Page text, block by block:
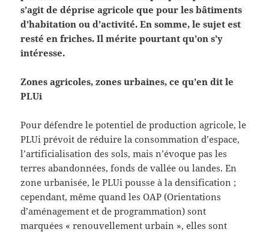
s’agit de déprise agricole que pour les bâtiments
d’habitation ou d’activité. En somme, le sujet est
resté en friches. Il mérite pourtant qu’on s’y
intéresse.
Zones agricoles, zones urbaines, ce qu’en dit le
PLUi
Pour défendre le potentiel de production agricole, le
PLUi prévoit de réduire la consommation d’espace,
l’artificialisation des sols, mais n’évoque pas les
terres abandonnées, fonds de vallée ou landes. En
zone urbanisée, le PLUi pousse à la densification ;
cependant, même quand les OAP (Orientations
d’aménagement et de programmation) sont
marquées « renouvellement urbain », elles sont